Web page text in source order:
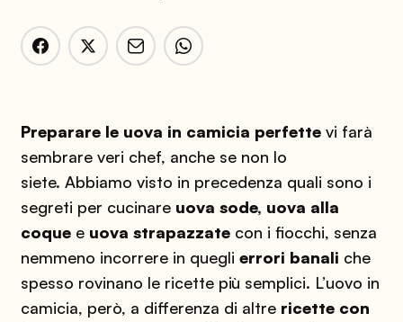
Preparare le uova in camicia perfettevi farà
sembrare veri chef, anche se non lo
siete. Abbiamo visto in precedenza quali sono i
segreti per cucinare uova sode, uova alla
coquee uova strapazzatecon i fiocchi, senza
nemmeno incorrere in quegli errori banali che
spesso rovinano le ricette più semplici. L’uovo in
camicia, però, a differenza di altre ricette con